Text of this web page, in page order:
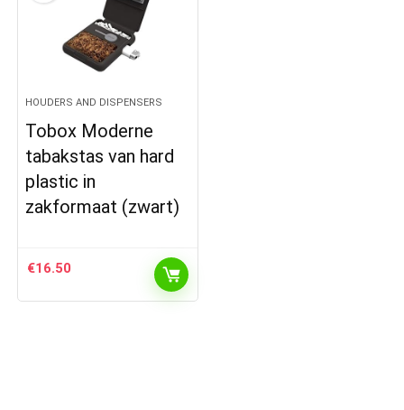
HOUDERS AND DISPENSERS
Tobox Moderne
tabakstas van hard
plastic in
zakformaat (zwart)
€16.50